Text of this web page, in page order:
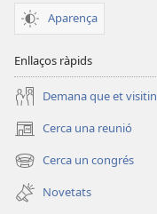
Aparença
Enllaços ràpids
Demana que et visitin
Cerca una reunió
(obre
una
finestra
nova)
Cerca un congrés
(obre
una
finestra
Novetats